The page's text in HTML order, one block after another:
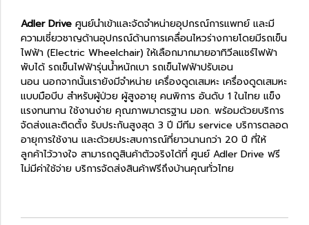
Adler Drive ศูนย์นำเข้าและจัดจำหน่ายอุปกรณ์การแพทย์ และมี
ความเชี่ยวชาญด้านอุปกรณ์ด้านการเคลื่อนไหวร่างกายโดยมีรถเข็น
ไฟฟ้า (Electric Wheelchair) ให้เลือกมากมายอาทิวีลแชร์ไฟฟ้า
พับได้ รถเข็นไฟฟ้ารุ่นน้ำหนักเบา รถเข็นไฟฟ้าปรับเอน
นอน นอกจากนั้นเรายังมีจำหน่าย เครื่องดูดเสมหะ เครื่องดูดเสมหะ
แบบมือบีบ สำหรับผู้ป่วย ผู้สูงอายุ คนพิการ อันดับ 1 ในไทย แข็ง
แรงทนทาน ใช้งานง่าย คุณภาพมาตรฐาน มอก. พร้อมด้วยบริการ
จัดส่งและติดตั้ง รับประกันสูงสุด 3 ปี มีทีม service บริการตลอด
อายุการใช้งาน และด้วยประสบการณ์ที่ยาวนานกว่า 20 ปี ที่ให้
ลูกค้าไว้วางใจ สามารถดูสินค้าตัวจริงได้ที่ ศูนย์ Adler Drive ฟรี
ไม่มีค่าใช้จ่าย บริการจัดส่งสินค้าฟรีถึงบ้านคุณทั่วไทย